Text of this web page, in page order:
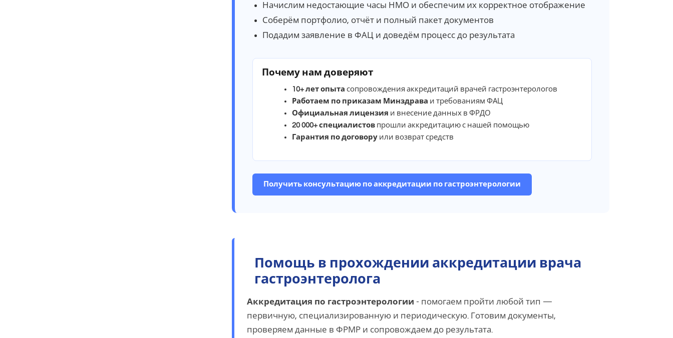
Начислим недостающие часы НМО и обеспечим их корректное отображение
Соберём портфолио, отчёт и полный пакет документов
Подадим заявление в ФАЦ и доведём процесс до результата
Почему нам доверяют
10+ лет опыта сопровождения аккредитаций врачей гастроэнтерологов
Работаем по приказам Минздрава и требованиям ФАЦ
Официальная лицензия и внесение данных в ФРДО
20 000+ специалистов прошли аккредитацию с нашей помощью
Гарантия по договору или возврат средств
Получить консультацию по аккредитации по гастроэнтерологии
Помощь в прохождении аккредитации врача
гастроэнтеролога
Аккредитация по гастроэнтерологии - помогаем пройти любой тип —
первичную, специализированную и периодическую. Готовим документы,
проверяем данные в ФРМР и сопровождаем до результата.